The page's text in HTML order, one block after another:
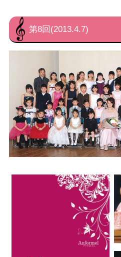
第8回(2013.4.7)